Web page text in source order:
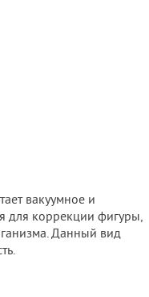
вакуумное и
для коррекции фигуры,
Данный вид